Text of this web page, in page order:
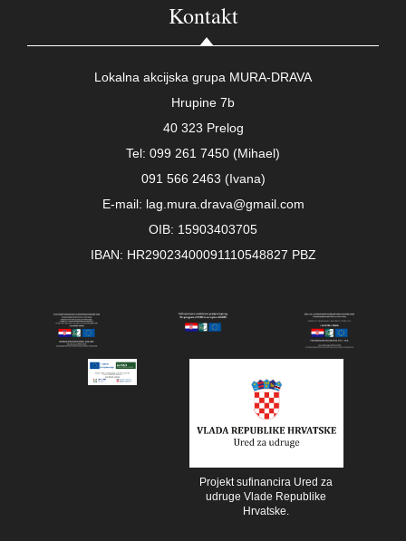
Kontakt
Lokalna akcijska grupa MURA-DRAVA
Hrupine 7b
40 323 Prelog
Tel: 099 261 7450 (Mihael)
091 566 2463 (Ivana)
E-mail: lag.mura.drava@gmail.com
OIB: 15903403705
IBAN: HR29023400091110548827 PBZ
Projekt sufinancira Ured za
udruge Vlade Republike
Hrvatske.